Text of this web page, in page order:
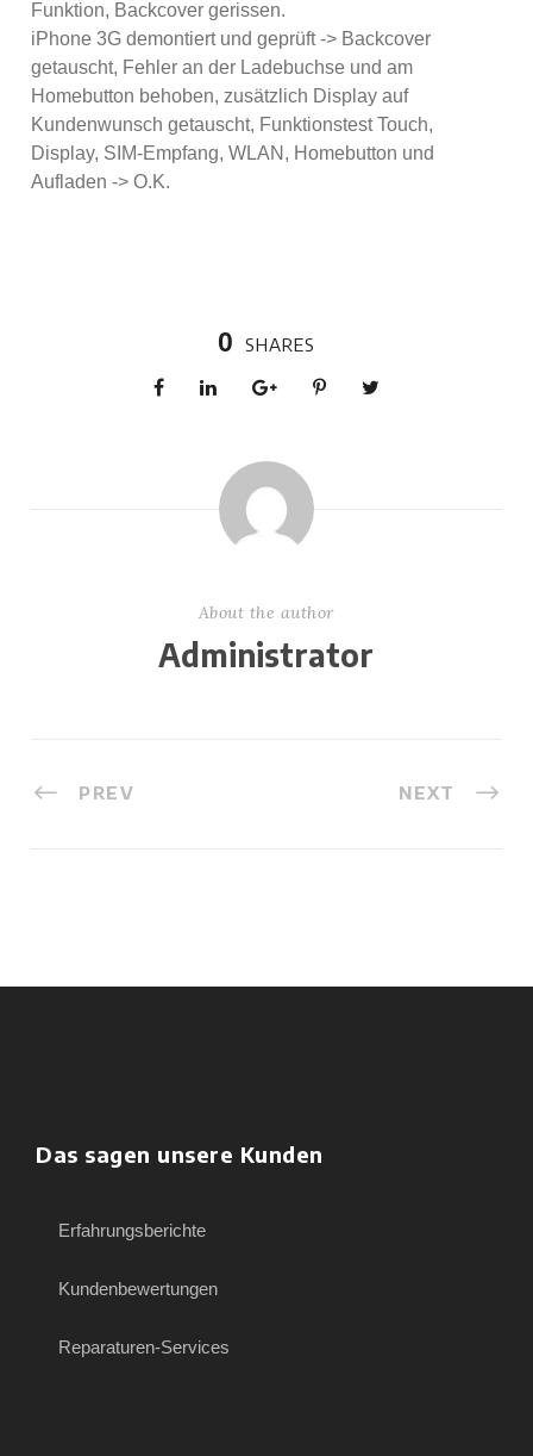
Funktion, Backcover gerissen.
iPhone 3G demontiert und geprüft -> Backcover
getauscht, Fehler an der Ladebuchse und am
Homebutton behoben, zusätzlich Display auf
Kundenwunsch getauscht, Funktionstest Touch,
Display, SIM-Empfang, WLAN, Homebutton und
Aufladen -> O.K.
0 SHARES
About the author
Administrator
PREV NEXT
Das sagen unsere Kunden
Erfahrungsberichte
Kundenbewertungen
Reparaturen-Services